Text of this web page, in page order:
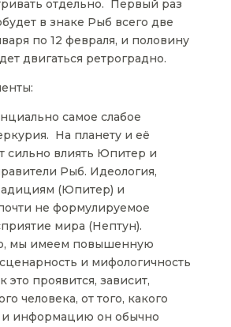
отдельно. Первый раз
в знаке Рыб всего две
по 12 февраля, и половину
двигаться ретроградно.
самое слабое
На планету и её
сильно влиять Юпитер и
Рыб. Идеология,
(Юпитер) и
не формулируемое
мира (Нептун).
мы имеем повышенную
и мифологичность
проявится, зависит,
человека, от того, какого
и информацию он обычно